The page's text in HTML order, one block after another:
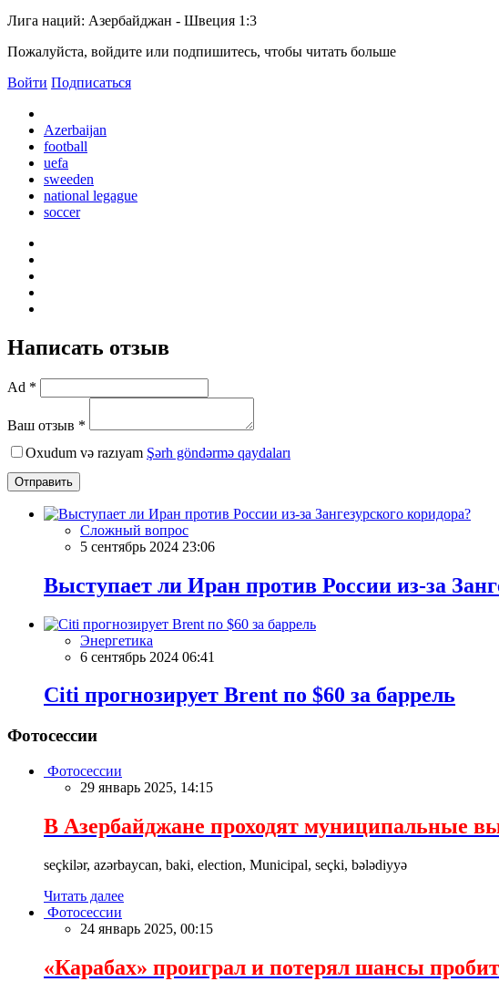
Лига наций: Азербайджан - Швеция 1:3
Пожалуйста, войдите или подпишитесь, чтобы читать больше
Войти Подписаться
Azerbaijan
football
uefa
sweeden
national legague
soccer
Написать отзыв
Ad *
Ваш отзыв *
Oxudum və razıyam Şərh göndərmə qaydaları
Отправить
Сложный вопрос
5 сентябрь 2024 23:06
Выступает ли Иран против России из-за
Энергетика
6 сентябрь 2024 06:41
Citi прогнозирует Brent по $60 за баррель
Фотосессии
Фотосессии
29 январь 2025, 14:15
В Азербайджане проходят муниципальные
seçkilər, azərbaycan, baki, election, Municipal, seçki, bələdiyyə
Читать далее
Фотосессии
24 январь 2025, 00:15
«Карабах» проиграл и потерял шансы